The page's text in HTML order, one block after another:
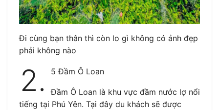
Đi cùng bạn thân thì còn lo gì không có ảnh đẹp
phải không nào
2. 5 Đầm Ô Loan
Đầm Ô Loan là khu vực đầm nước lợ nổi
tiếng tại Phú Yên. Tại đây du khách sẽ được